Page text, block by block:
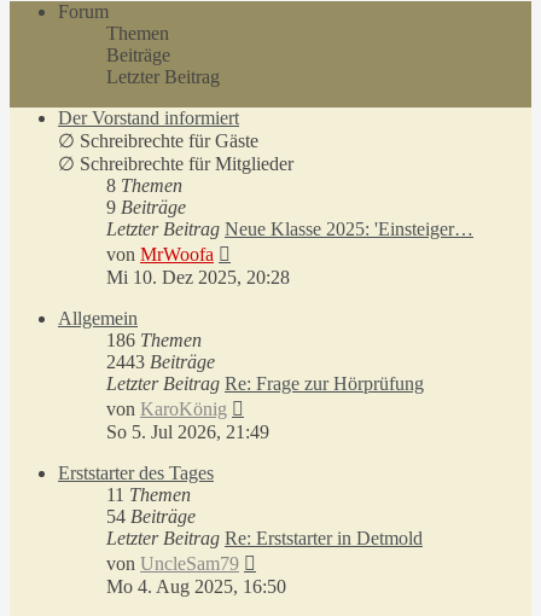
Forum
Themen
Beiträge
Letzter Beitrag
Der Vorstand informiert
∅ Schreibrechte für Gäste
∅ Schreibrechte für Mitglieder
8 Themen
9 Beiträge
Letzter Beitrag Neue Klasse 2025: 'Einsteiger…
von MrWoofa
Beitrag
Mi 10. Dez 2025, 20:28
Allgemein
186 Themen
2443 Beiträge
Letzter Beitrag Re: Frage zur Hörprüfung
von KaroKönig
Beitrag
So 5. Jul 2026, 21:49
Erststarter des Tages
11 Themen
54 Beiträge
Letzter Beitrag Re: Erststarter in Detmold
von UncleSam79
Beitrag
Mo 4. Aug 2025, 16:50